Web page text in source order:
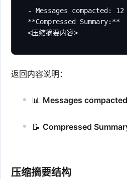
- Messages compacted: 12
**Compressed Summary:**
<压缩摘要内容>
返回内容说明：
📊 Messages compacted
📝Compressed
压缩摘要结构